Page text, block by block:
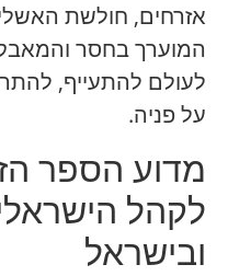
אזרחים, חולשת
המוערך בחסר
לעולם להתעייף,
על פניה.
מדוע הספר
לקהל
ובישראל